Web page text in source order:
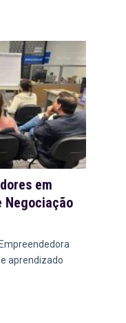
em
Negociação
aprendizado